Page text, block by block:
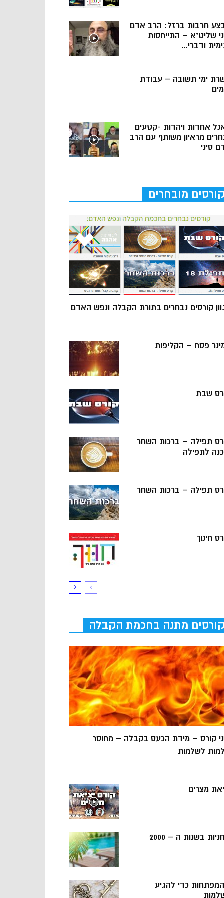
חרבות ברזל: הרב אדם
שליט”א – התייחסות
ודברי...
ימי תשובה – עבודת
אחדות ויהדות -קטעים
מראיון משותף עם הרב
סיני
קורסים מובחרים
קורסים נבחרים בתורת הקבלה ונפש האדם
פסח – הקליפות
שבת
תפילה – ברכות השחר
לתפילה
תפילה – ברכות השחר
חינוך
קורסים מתנה בחכמת הקבלה
קורס – מידת הכעס בקבלה – מחוסר
לשלמות
מצרים
בשנות ה – 2000
5 המפתחות כדי להגיע